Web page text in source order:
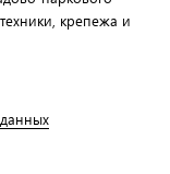
крепежа и